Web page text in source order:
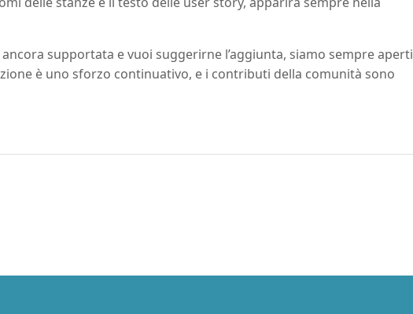
supportata e vuoi suggerirne l’aggiunta, siamo sempre aperti
è uno sforzo continuativo, e i contributi della comunità sono